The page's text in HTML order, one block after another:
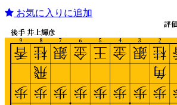
お気に入りに追加
2
3
4
5
6
7
8
9
後手 井上輝彦
評
桂
角
歩
銀
歩
金
歩
王
歩
金
歩
銀
歩
桂
飛
歩
香
歩